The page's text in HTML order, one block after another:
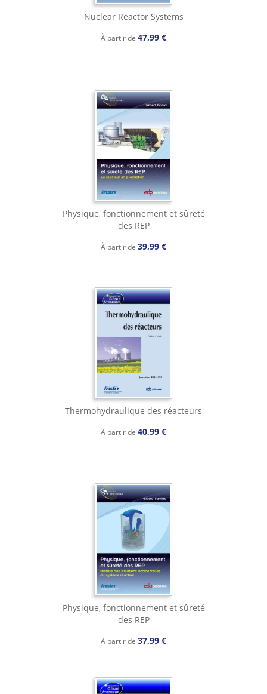
Nuclear Reactor Systems
À partir de 47,99 €
Physique, fonctionnement et sûreté
des REP
À partir de 39,99 €
Thermohydraulique des réacteurs
À partir de 40,99 €
Physique, fonctionnement et sûreté
des REP
À partir de 37,99 €